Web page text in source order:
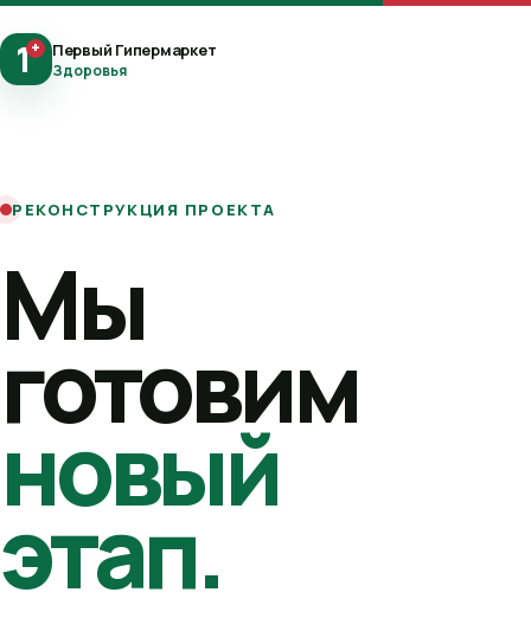
1+ Первый Гипермаркет
Здоровья
РЕКОНСТРУКЦИЯ ПРОЕКТА
Мы
готовим
новый
этап.